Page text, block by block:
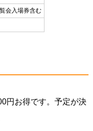
会入場券含む
円お得です。予定が決